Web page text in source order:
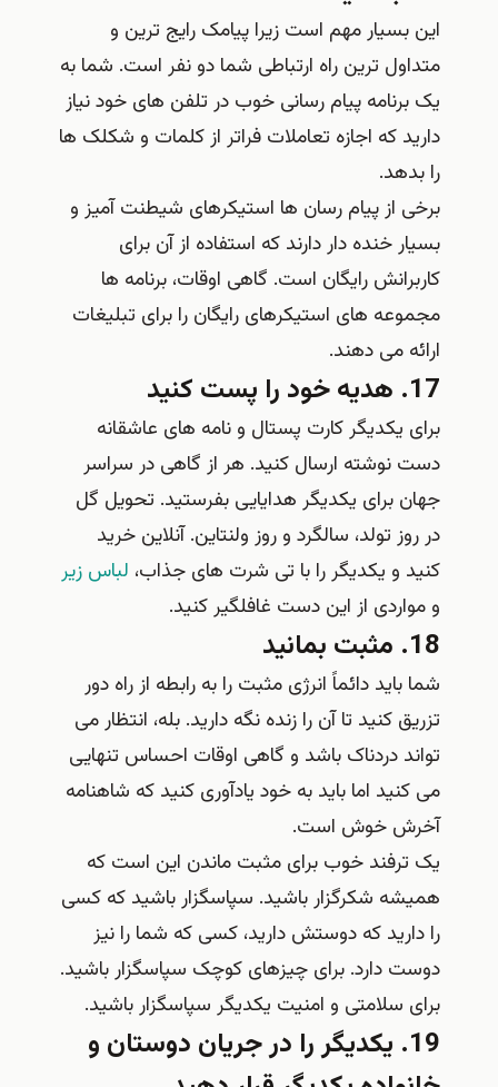
این بسیار مهم است زیرا پیامک رایج ترین و
متداول ترین راه ارتباطی شما دو نفر است. شما به
یک برنامه پیام رسانی خوب در تلفن های خود نیاز
دارید که اجازه تعاملات فراتر از کلمات و شکلک ها
را بدهد.
برخی از پیام رسان ها استیکرهای شیطنت آمیز و
بسیار خنده دار دارند که استفاده از آن برای
کاربرانش رایگان است. گاهی اوقات، برنامه ها
مجموعه های استیکرهای رایگان را برای تبلیغات
ارائه می دهند.
17. هدیه خود را پست کنید
برای یکدیگر کارت پستال و نامه های عاشقانه
دست نوشته ارسال کنید. هر از گاهی در سراسر
جهان برای یکدیگر هدایایی بفرستید. تحویل گل
در روز تولد، سالگرد و روز ولنتاین. آنلاین خرید
کنید و یکدیگر را با تی شرت های جذاب، لباس زیر
و مواردی از این دست غافلگیر کنید.
18. مثبت بمانید
شما باید دائماً انرژی مثبت را به رابطه از راه دور
تزریق کنید تا آن را زنده نگه دارید. بله، انتظار می‌
تواند دردناک باشد و گاهی اوقات احساس تنهایی
می‌ کنید اما باید به خود یادآوری کنید که شاهنامه
آخرش خوش است.
یک ترفند خوب برای مثبت ماندن این است که
همیشه شکرگزار باشید. سپاسگزار باشید که کسی
را دارید که دوستش دارید، کسی که شما را نیز
دوست دارد. برای چیزهای کوچک سپاسگزار باشید.
برای سلامتی و امنیت یکدیگر سپاسگزار باشید.
19. یکدیگر را در جریان دوستان و